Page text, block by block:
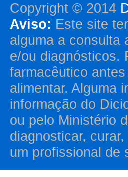
Copyright © 2014
Aviso: Este site
alguma a consulta
e/ou diagnósticos.
farmacêutico
alimentar. Alguma
informação do
ou pelo Ministério
diagnosticar,
um profissional de